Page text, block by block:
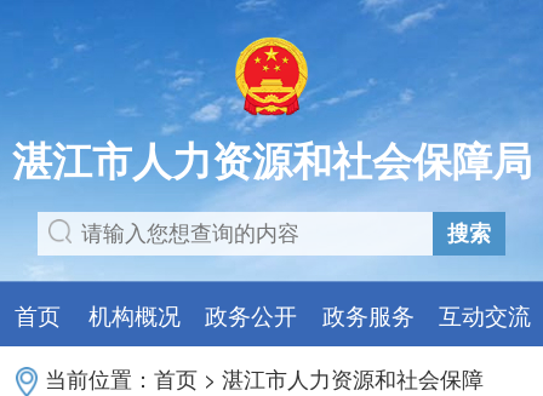
湛江市人力资源和社会保障局
搜索
首页 机构概况 政务公开 政务服务 互动交流
当前位置：首页 >湛江市人力资源和社会保障